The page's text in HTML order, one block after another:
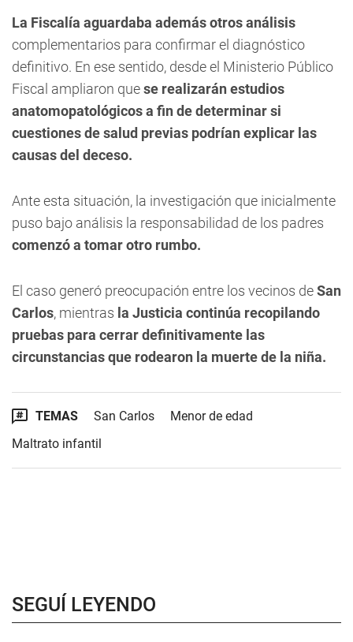
La Fiscalía aguardaba además otros análisis
complementarios para confirmar el diagnóstico
definitivo. En ese sentido, desde el Ministerio Público
Fiscal ampliaron quese realizarán estudios
anatomopatológicos a fin de determinar si
cuestiones de salud previas podrían explicar las
causas del deceso.
Ante esta situación, la investigación que inicialmente
puso bajo análisis la responsabilidad de los padres
comenzó a tomar otro rumbo.
El caso generó preocupación entre los vecinos deSan
Carlos, mientras la Justicia continúa recopilando
pruebas para cerrar definitivamente las
circunstancias que rodearon la muerte de la niña.
TEMAS San Carlos
Menor de edad
Maltrato infantil
SEGUÍ LEYENDO